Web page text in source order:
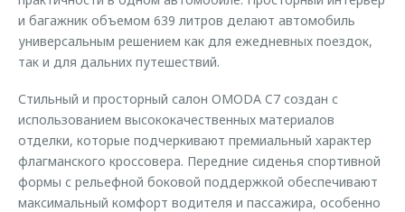
Трейд-ин
Калькулятор трейд-ин
Одежда и сувениры
Оригинальные аксессуары
Запчасти
и багажник объемом 639 литров делают автомобиль
универсальным решением как для ежедневных поездок,
так и для дальних путешествий.
Стильный и просторный салон OMODA C7 создан с
использованием высококачественных материалов
отделки, которые подчеркивают премиальный характер
флагманского кроссовера. Передние сиденья спортивной
формы с рельефной боковой поддержкой обеспечивают
максимальный комфорт водителя и пассажира, особенно